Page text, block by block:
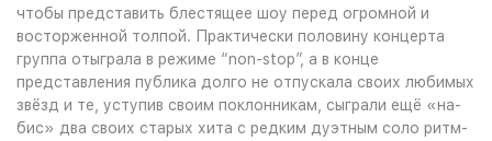
чтобы представить блестящее шоу перед огромной и
восторженной толпой. Практически половину концерта
группа отыграла в режиме “non-stop”, а в конце
представления публика долго не отпускала своих любимых
звёзд и те, уступив своим поклонникам, сыграли ещё «на-
бис» два своих старых хита с редким дуэтным соло ритм-